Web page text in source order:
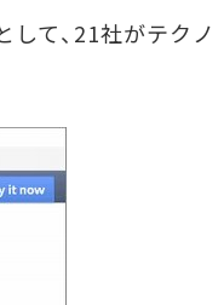
て、21社がテクノ